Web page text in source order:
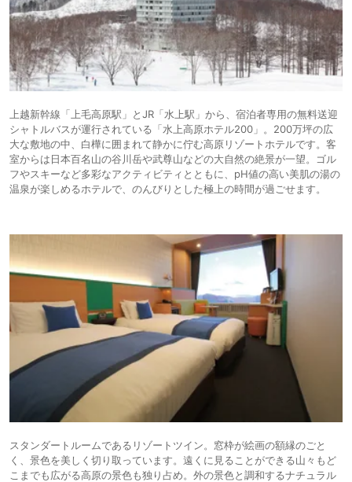
上越新幹線「上毛高原駅」とJR「水上駅」から、宿泊者専用の無料送迎
シャトルバスが運行されている「水上高原ホテル200」。200万坪の広
大な敷地の中、白樺に囲まれて静かに佇む高原リゾートホテルです。客
室からは日本百名山の谷川岳や武尊山などの大自然の絶景が一望。ゴル
フやスキーなど多彩なアクティビティとともに、pH値の高い美肌の湯の
温泉が楽しめるホテルで、のんびりとした極上の時間が過ごせます。
スタンダートルームであるリゾートツイン。窓枠が絵画の額縁のごと
く、景色を美しく切り取っています。遠くに見ることができる山々もど
こまでも広がる高原の景色も独り占め。外の景色と調和するナチュラル